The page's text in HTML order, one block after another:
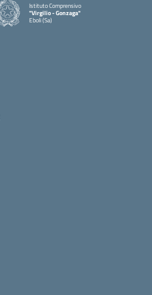
Istituto Comprensivo
"Virgilio - Gonzaga"
Eboli (Sa)